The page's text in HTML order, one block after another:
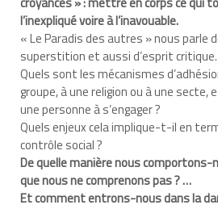
l’inexpliqué voire à l’inavouable.
« Le Paradis des autres » nous parle
superstition et aussi d’esprit
Quels sont les mécanismes
groupe, à une religion ou à une
une personne à s’engager ?
Quels enjeux cela implique-t-il en
contrôle social ?
De quelle manière nous comportons-
que nous ne comprenons pas ? …
Et comment entrons-nous dans la